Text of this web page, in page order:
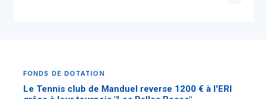
FONDS DE DOTATION
Le Tennis club de Manduel reverse 1200 € à l'ERI